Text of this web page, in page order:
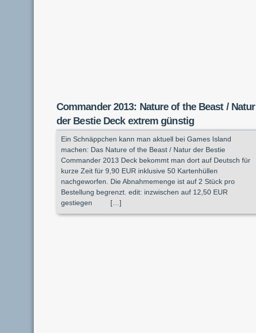
Commander 2013: Nature of the Beast / Natur
der Bestie Deck extrem günstig
Ein Schnäppchen kann man aktuell bei Games Island
machen: Das Nature of the Beast / Natur der Bestie
Commander 2013 Deck bekommt man dort auf Deutsch für
kurze Zeit für 9,90 EUR inklusive 50 Kartenhüllen
nachgeworfen. Die Abnahmemenge ist auf 2 Stück pro
Bestellung begrenzt. edit: inzwischen auf 12,50 EUR
gestiegen […]